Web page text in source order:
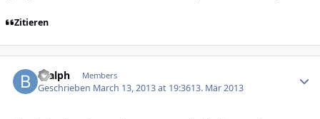
Zitieren
Bralph Members
Geschrieben March 13, 2013 at 19:3613. Mär 2013